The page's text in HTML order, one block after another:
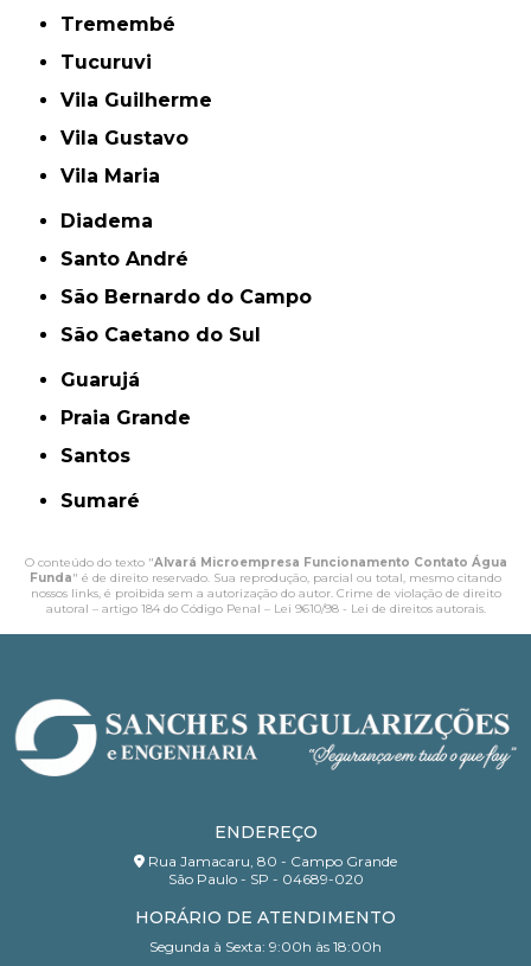
Tremembé
Tucuruvi
Vila Guilherme
Vila Gustavo
Vila Maria
Diadema
Santo André
São Bernardo do Campo
São Caetano do Sul
Guarujá
Praia Grande
Santos
Sumaré
O conteúdo do texto "Alvará Microempresa Funcionamento Contato Água
Funda" é de direito reservado. Sua reprodução, parcial ou total, mesmo citando
nossos links, é proibida sem a autorização do autor. Crime de violação de direito
autoral – artigo 184 do Código Penal – Lei 9610/98 - Lei de direitos autorais.
ENDEREÇO
Rua Jamacaru, 80 - Campo Grande
São Paulo - SP - 04689-020
HORÁRIO DE ATENDIMENTO
Segunda à Sexta: 9:00h às 18:00h